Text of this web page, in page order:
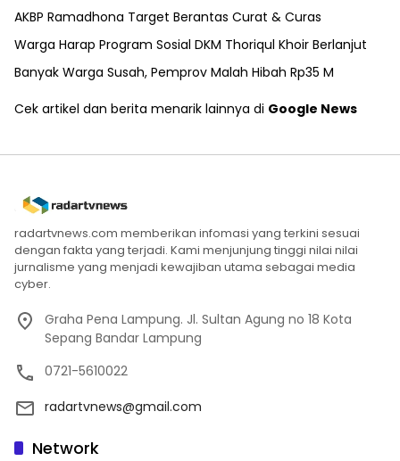
AKBP Ramadhona Target Berantas Curat & Curas
Warga Harap Program Sosial DKM Thoriqul Khoir Berlanjut
Banyak Warga Susah, Pemprov Malah Hibah Rp35 M
Cek artikel dan berita menarik lainnya di Google News
radartvnews.com memberikan infomasi yang terkini sesuai
dengan fakta yang terjadi. Kami menjunjung tinggi nilai nilai
jurnalisme yang menjadi kewajiban utama sebagai media
cyber.
Graha Pena Lampung. Jl. Sultan Agung no 18 Kota
Sepang Bandar Lampung
0721-5610022
radartvnews@gmail.com
Network